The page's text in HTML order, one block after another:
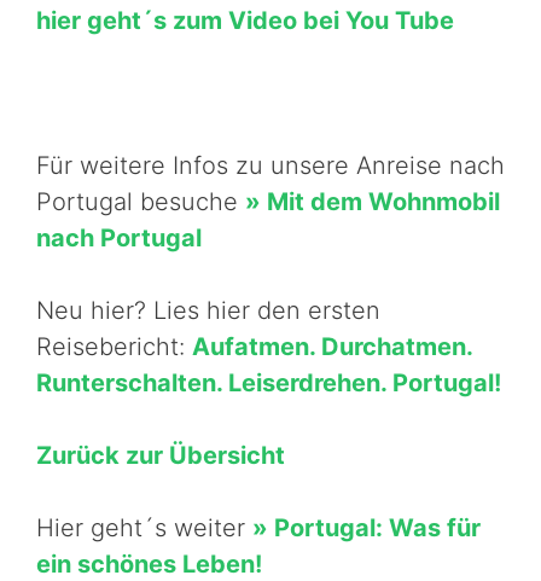
hier geht´s zum Video bei You Tube
Für weitere Infos zu unsere Anreise nach
Portugal besuche » Mit dem Wohnmobil
nach Portugal
Neu hier? Lies hier den ersten
Reisebericht: Aufatmen. Durchatmen.
Runterschalten. Leiserdrehen. Portugal!
Zurück zur Übersicht
Hier geht´s weiter » Portugal: Was für
ein schönes Leben!